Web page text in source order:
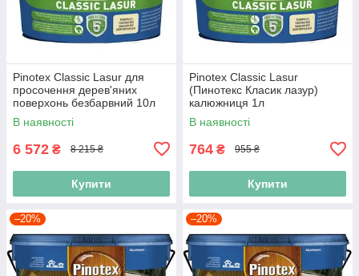
Pinotex Classic Lasur для
просочення дерев'яних
поверхонь безбарвний 10л
В наявності
6 572 ₴ 8 215 ₴
Купити
Pinotex Classic Lasur
(Пинотекс Класик лазур)
калюжниця 1л
В наявності
764 ₴ 955 ₴
Купити
–20% –20%